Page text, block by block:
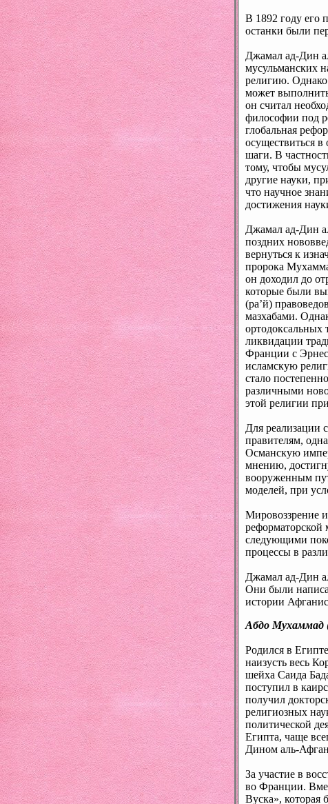
В 1892 году его
останки были
Джамал ад-Дин
мусульманских
религию. Однако
может
он считал
философии под
глобальная
осуществиться
шаги. В
тому, чтобы
другие науки,
что научное
достижения
Джамал ад-Дин
поздних
вернуться к
пророка
он доходил до
которые были
(ра’й)
мазхабами.
ортодоксальных
ликвидации
Франции с
исламскую
стало
различными
этой религии
Для реализации
правителям,
Османскую
мнению,
вооруженным
моделей, при
Мировоззрение
следующими
процессы в
Джамал ад-Дин
Они были
истории
Абдо Мухаммад
Родился в
наизусть весь
шейха Саида
поступил в
получил
религиозных
политической
Египта, чаще
Дином аль-
За участие в
во Франции.
Вуска», которая